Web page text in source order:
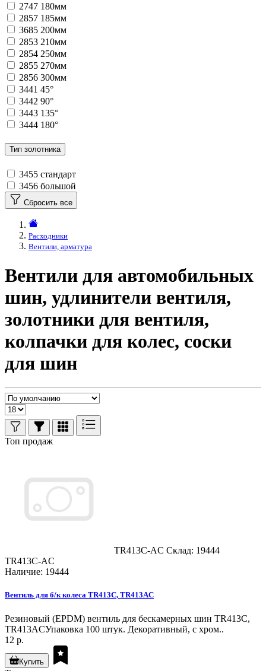
2747 180мм
2857 185мм
3685 200мм
2853 210мм
2854 250мм
2855 270мм
2856 300мм
3441 45°
3442 90°
3443 135°
3444 180°
Тип золотника
3455 стандарт
3456 большой
Сбросить все
Расходники
Вентили, арматура
Вентили для автомобильных
шин, удлинители вентиля,
золотники для вентиля,
колпачки для колес, соски
для шин
Топ продаж
TR413C-AC Склад: 19444
TR413C-AC
Наличие: 19444
Вентиль для б/к колеса TR413C, TR413AC
Резиновый (EPDM) вентиль для бескамерных шин TR413C,
TR413ACУпаковка 100 штук. Декоративный, с хром..
12 р.
Купить